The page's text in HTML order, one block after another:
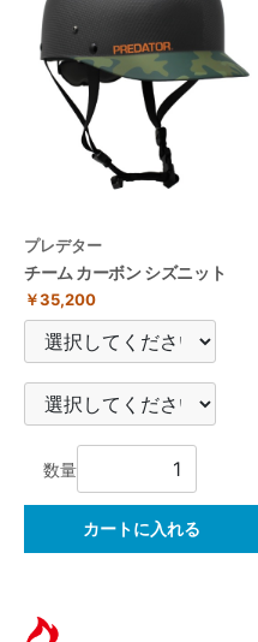
プレデター
チーム カーボン シズニット
￥35,200
数量
カートに入れる